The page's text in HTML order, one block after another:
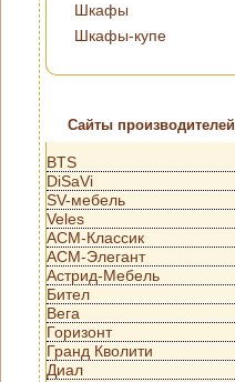
Шкафы
Шкафы-купе
Сайты производителей
BTS
DiSaVi
SV-мебель
Veles
АСМ-Классик
АСМ-Элегант
Астрид-Мебель
Бител
Вега
Горизонт
Гранд Кволити
Диал